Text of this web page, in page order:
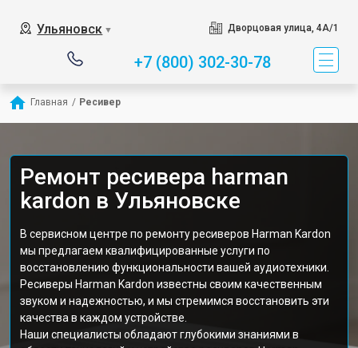
Ульяновск ▼ Дворцовая улица, 4А/1
+7 (800) 302-30-78
Главная / Ресивер
Ремонт ресивера harman
kardon в Ульяновске
В сервисном центре по ремонту ресиверов Harman Kardon
мы предлагаем квалифицированные услуги по
восстановлению функциональности вашей аудиотехники.
Ресиверы Harman Kardon известны своим качественным
звуком и надежностью, и мы стремимся восстановить эти
качества в каждом устройстве.
Наши специалисты обладают глубокими знаниями в